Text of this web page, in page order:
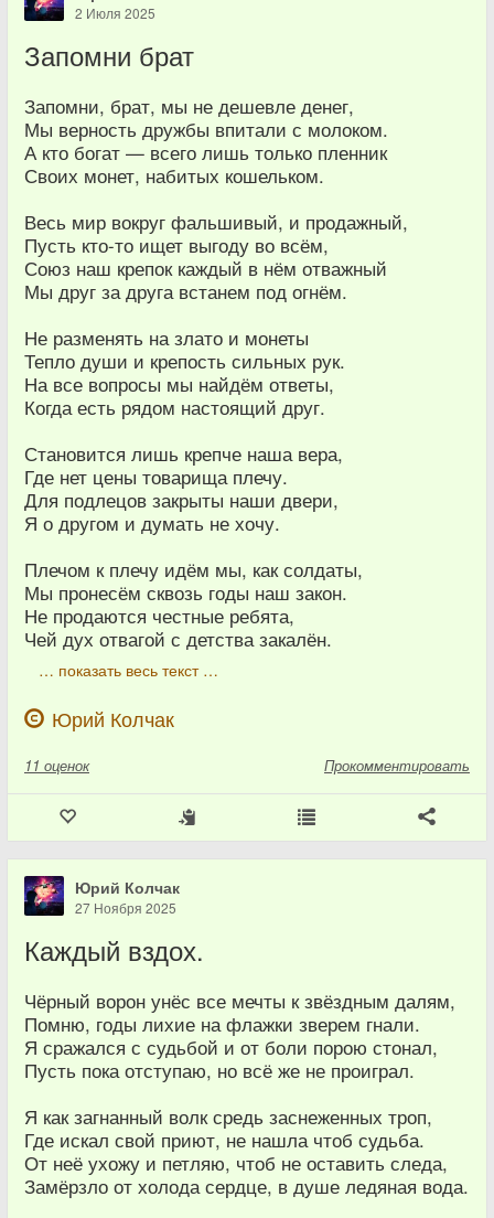
2 Июля 2025
Запомни брат
Запомни, брат, мы не дешевле денег,
Мы верность дружбы впитали с молоком.
А кто богат — всего лишь только пленник
Своих монет, набитых кошельком.
Весь мир вокруг фальшивый, и продажный,
Пусть кто-то ищет выгоду во всём,
Союз наш крепок каждый в нём отважный
Мы друг за друга встанем под огнём.
Не разменять на злато и монеты
Тепло души и крепость сильных рук.
На все вопросы мы найдём ответы,
Когда есть рядом настоящий друг.
Становится лишь крепче наша вера,
Где нет цены товарища плечу.
Для подлецов закрыты наши двери,
Я о другом и думать не хочу.
Плечом к плечу идём мы, как солдаты,
Мы пронесём сквозь годы наш закон.
Не продаются честные ребята,
Чей дух отвагой с детства закалён.
… показать весь текст …
Юрий Колчак
11 оценок Прокомментировать
Юрий Колчак
27 Ноября 2025
Каждый вздох.
Чёрный ворон унёс все мечты к звёздным далям,
Помню, годы лихие на флажки зверем гнали.
Я сражался с судьбой и от боли порою стонал,
Пусть пока отступаю, но всё же не проиграл.
Я как загнанный волк средь заснеженных троп,
Где искал свой приют, не нашла чтоб судьба.
От неё ухожу и петляю, чтоб не оставить следа,
Замёрзло от холода сердце, в душе ледяная вода.